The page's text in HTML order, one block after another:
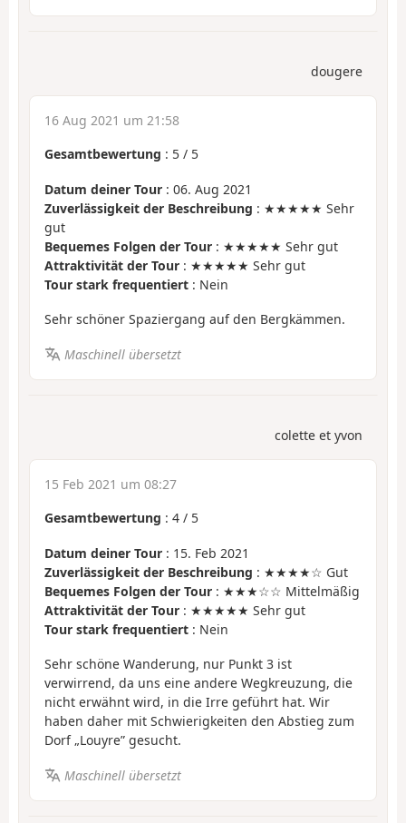
dougere
16 Aug 2021 um 21:58
Gesamtbewertung : 5 / 5
Datum deiner Tour : 06. Aug 2021
Zuverlässigkeit der Beschreibung : ★★★★★ Sehr
gut
Bequemes Folgen der Tour : ★★★★★ Sehr gut
Attraktivität der Tour : ★★★★★ Sehr gut
Tour stark frequentiert : Nein
Sehr schöner Spaziergang auf den Bergkämmen.
Maschinell übersetzt
colette et yvon
15 Feb 2021 um 08:27
Gesamtbewertung : 4 / 5
Datum deiner Tour : 15. Feb 2021
Zuverlässigkeit der Beschreibung : ★★★★☆ Gut
Bequemes Folgen der Tour : ★★★☆☆ Mittelmäßig
Attraktivität der Tour : ★★★★★ Sehr gut
Tour stark frequentiert : Nein
Sehr schöne Wanderung, nur Punkt 3 ist
verwirrend, da uns eine andere Wegkreuzung, die
nicht erwähnt wird, in die Irre geführt hat. Wir
haben daher mit Schwierigkeiten den Abstieg zum
Dorf „Louyre” gesucht.
Maschinell übersetzt